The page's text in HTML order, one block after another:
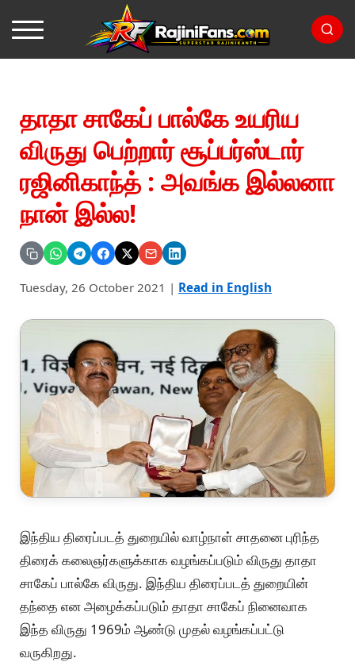
தாதா சாகேப் பால்கே உயரிய
விருது பெற்றார் சூப்பர்ஸ்டார்
ரஜினிகாந்த் : அவங்க இல்லனா
நான் இல்ல!
Tuesday, 26 October 2021 | Read in English
இந்திய திரைப்படத் துறையில் வாழ்நாள் சாதனை புரிந்த
திரைக் கலைஞர்களுக்காக வழங்கப்படும் விருது தாதா
சாகேப் பால்கே விருது. இந்திய திரைப்படத் துறையின்
தந்தை என அழைக்கப்படும் தாதா சாகேப் நினைவாக
இந்த விருது 1969ம் ஆண்டு முதல் வழங்கப்பட்டு
வருகிறது.